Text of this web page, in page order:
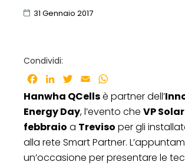
31 Gennaio 2017
Condividi:
Facebook
LinkedInTwitter
Email
Hanwha QCellsè partner dell’
Energy Day, l’evento che VP Solar
febbraio a Treviso per gli
alla rete Smart Partner.
un’occasione per presentare le